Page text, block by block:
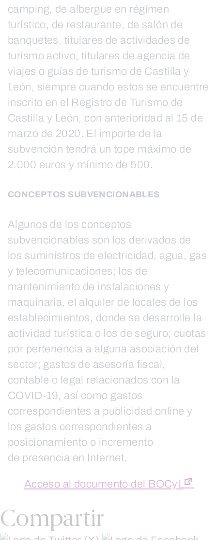
camping, de albergue en régimen
turístico, de restaurante, de salón de
banquetes, titulares de actividades de
turismo activo, titulares de agencia de
viajes o guías de turismo de Castilla y
León, siempre cuando estos se encuentre
inscrito en el Registro de Turismo de
Castilla y León, con anterioridad al 15 de
marzo de 2020. El importe de la
subvención tendrá un tope máximo de
2.000 euros y mínimo de 500.
CONCEPTOS SUBVENCIONABLES
Algunos de los conceptos
subvencionables son los derivados de
los suministros de electricidad, agua, gas
y telecomunicaciones; los de
mantenimiento de instalaciones y
maquinaria, el alquiler de locales de los
establecimientos, donde se desarrolle la
actividad turística o los de seguro; cuotas
por pertenencia a alguna asociación del
sector; gastos de asesoría fiscal,
contable o legal relacionados con la
COVID-19, así como gastos
correspondientes a publicidad online y
los gastos correspondientes a
posicionamiento o incremento
de presencia en Internet.
Acceso al documento del BOCyL
Compartir